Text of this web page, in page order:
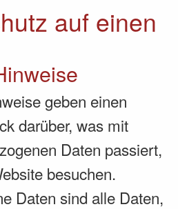
auf einen
geben einen
darüber, was mit
Daten passiert,
besuchen.
Daten sind alle Daten,